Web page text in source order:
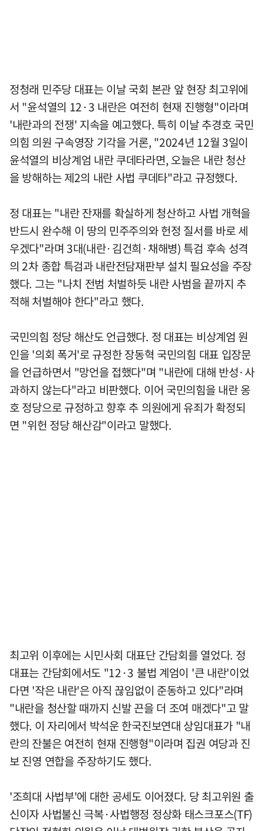
정청래 민주당 대표는 이날 국회 본관 앞 현장 최고위에
서 "윤석열의 12·3 내란은 여전히 현재 진행형"이라며
'내란과의 전쟁' 지속을 예고했다. 특히 이날 추경호 국민
의힘 의원 구속영장 기각을 거론, "2024년 12월 3일이
윤석열의 비상계엄 내란 쿠데타라면, 오늘은 내란 청산
을 방해하는 제2의 내란 사법 쿠데타"라고 규정했다.
정 대표는 "내란 잔재를 확실하게 청산하고 사법 개혁을
반드시 완수해 이 땅의 민주주의와 헌정 질서를 바로 세
우겠다"라며 3대(내란·김건희·채해병) 특검 후속 성격
의 2차 종합 특검과 내란전담재판부 설치 필요성을 주장
했다. 그는 "나치 전범 처벌하듯 내란 사범을 끝까지 추
적해 처벌해야 한다"라고 했다.
국민의힘 정당 해산도 언급했다. 정 대표는 비상계엄 원
인을 '의회 폭거'로 규정한 장동혁 국민의힘 대표 입장문
을 언급하면서 "망언을 접했다"며 "내란에 대해 반성·사
과하지 않는다"라고 비판했다. 이어 국민의힘을 내란 옹
호 정당으로 규정하고 향후 추 의원에게 유죄가 확정되
면 "위헌 정당 해산감"이라고 말했다.
최고위 이후에는 시민사회 대표단 간담회를 열었다. 정
대표는 간담회에서도 "12·3 불법 계엄이 '큰 내란'이었
다면 '작은 내란'은 아직 끊임없이 준동하고 있다"라며
"내란을 청산할 때까지 신발 끈을 더 조여 매겠다"고 말
했다. 이 자리에서 박석운 한국진보연대 상임대표가 "내
란의 잔불은 여전히 현재 진행형"이라며 집권 여당과 진
보 진영 연합을 주장하기도 했다.
'조희대 사법부'에 대한 공세도 이어졌다. 당 최고위원 출
신이자 사법불신 극복·사법행정 정상화 태스크포스(TF)